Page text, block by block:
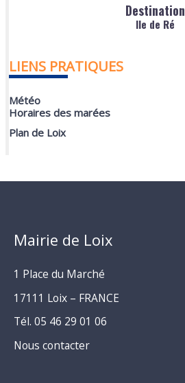
Destination
Ile de Ré
LIENS PRATIQUES
Météo
Horaires des marées
Plan de Loix
Mairie de Loix
1 Place du Marché
17111 Loix – FRANCE
Tél. 05 46 29 01 06
Nous contacter